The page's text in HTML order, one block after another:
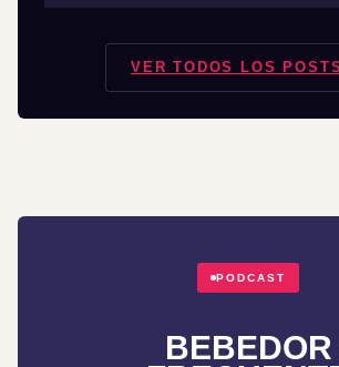
VER TODOS LOS
PODCAST
BEBEDOR